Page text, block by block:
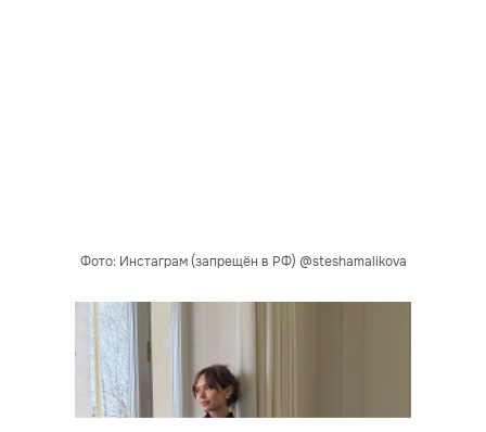
Фото: Инстаграм (запрещён в РФ) @steshamalikova